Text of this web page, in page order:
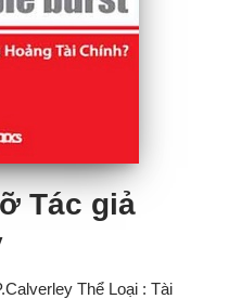
Tác giả
Thể Loại : Tài